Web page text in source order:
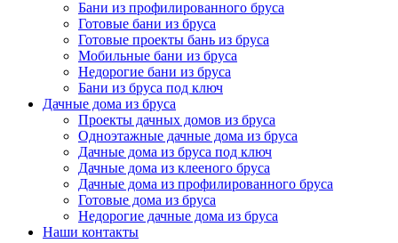
Бани из профилированного бруса
Готовые бани из бруса
Готовые проекты бань из бруса
Мобильные бани из бруса
Недорогие бани из бруса
Бани из бруса под ключ
Дачные дома из бруса
Проекты дачных домов из бруса
Одноэтажные дачные дома из бруса
Дачные дома из бруса под ключ
Дачные дома из клееного бруса
Дачные дома из профилированного бруса
Готовые дома из бруса
Недорогие дачные дома из бруса
Наши контакты